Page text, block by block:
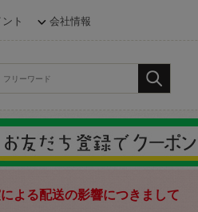
ト 会社情報
よる配送の影響につきまして